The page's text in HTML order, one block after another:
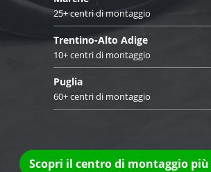
25+ centri di montaggio
Trentino-Alto Adige
10+ centri di montaggio
Puglia
60+ centri di montaggio
Scopri il centro di montaggio